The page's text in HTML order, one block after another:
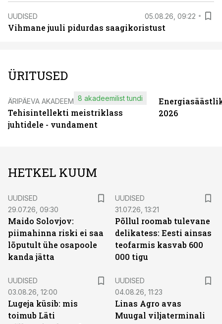
UUDISED 05.08.26, 09:22
Vihmane juuli pidurdas saagikoristust
ÜRITUSED
ÄRIPÄEVA AKADEEMIA
Tehisintellekti meistriklass
juhtidele - vundament
8 akadeemilist tundi
2026
HETKEL KUUM
UUDISED
29.07.26, 09:30
Maido Solovjov:
piimahinna riski ei saa
lõputult ühe osapoole
kanda jätta
UUDISED
31.07.26, 13:21
Põllul roomab tulevane
delikatess: Eesti ainsas
teofarmis kasvab 600
000 tigu
UUDISED
03.08.26, 12:00
Lugeja küsib: mis
toimub Läti
UUDISED
04.08.26, 11:23
Linas Agro avas
Muugal viljaterminali